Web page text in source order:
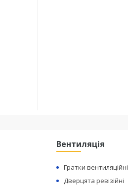
Вентиляція
Гратки вентиляційні
Дверцята ревізійні